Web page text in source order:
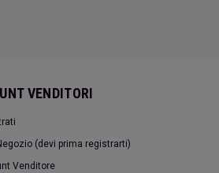
VENDITORI
(devi prima registrarti)
Venditore